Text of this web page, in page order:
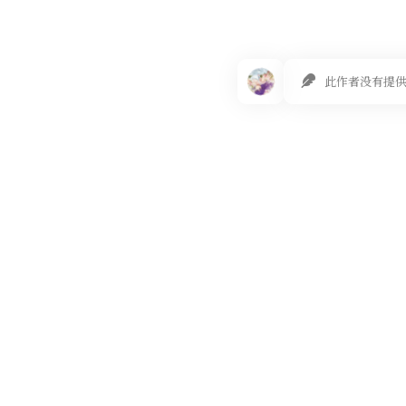
此作者没有提